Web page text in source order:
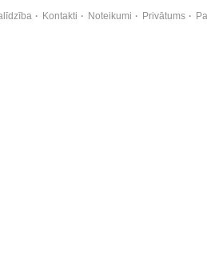
Kontakti Noteikumi Privātums